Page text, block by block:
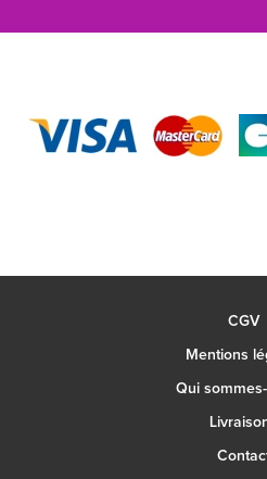
CGV
Mentions
Qui